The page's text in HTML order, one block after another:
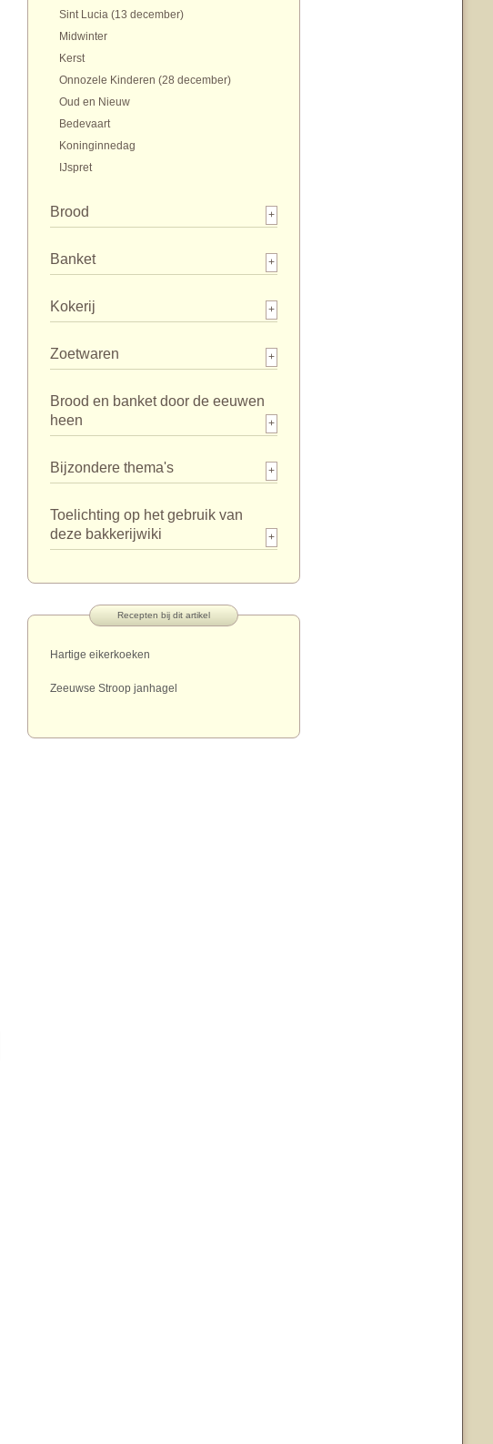
Sint Lucia (13 december)
Midwinter
Kerst
Onnozele Kinderen (28 december)
Oud en Nieuw
Bedevaart
Koninginnedag
IJspret
Brood +
Banket +
Kokerij +
Zoetwaren +
Brood en banket door de eeuwen
heen
+
Bijzondere thema's +
Toelichting op het gebruik van
deze bakkerijwiki
+
Recepten bij dit artikel
Hartige eikerkoeken
Zeeuwse Stroop janhagel